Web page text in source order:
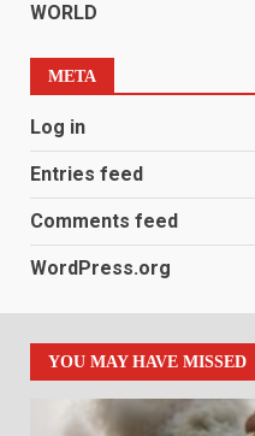
WORLD
META
Log in
Entries feed
Comments feed
WordPress.org
YOU MAY HAVE MISSED